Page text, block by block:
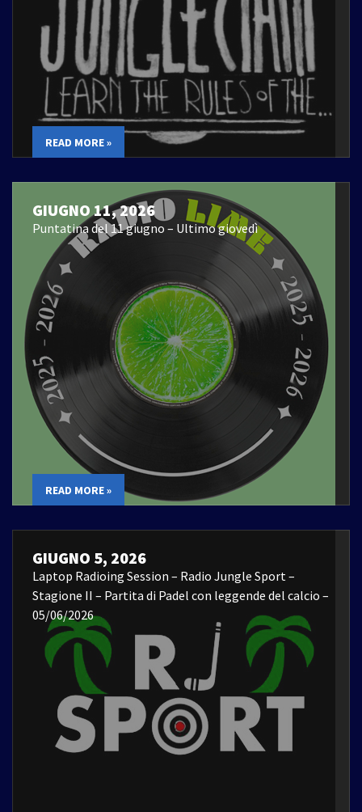
READ MORE »
GIUGNO 11, 2026
Puntatina del 11 giugno – Ultimo giovedì
READ MORE »
GIUGNO 5, 2026
Laptop Radioing Session – Radio Jungle Sport –
Stagione II – Partita di Padel con leggende del calcio –
05/06/2026